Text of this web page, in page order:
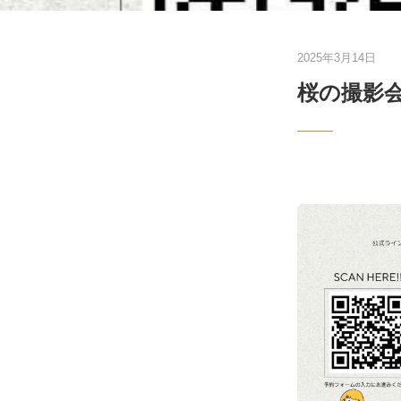
2025年3月14日
桜の撮影